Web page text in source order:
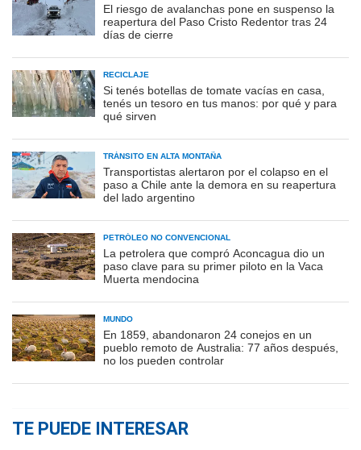
El riesgo de avalanchas pone en suspenso la
reapertura del Paso Cristo Redentor tras 24
días de cierre
RECICLAJE
Si tenés botellas de tomate vacías en casa,
tenés un tesoro en tus manos: por qué y para
qué sirven
TRÁNSITO EN ALTA MONTAÑA
Transportistas alertaron por el colapso en el
paso a Chile ante la demora en su reapertura
del lado argentino
PETRÓLEO NO CONVENCIONAL
La petrolera que compró Aconcagua dio un
paso clave para su primer piloto en la Vaca
Muerta mendocina
MUNDO
En 1859, abandonaron 24 conejos en un
pueblo remoto de Australia: 77 años después,
no los pueden controlar
TE PUEDE INTERESAR